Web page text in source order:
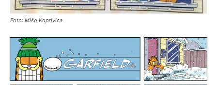
Foto: Mišo Koprivica